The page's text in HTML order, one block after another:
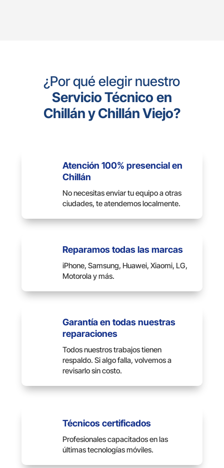
¿Por qué elegir nuestro
Servicio Técnico en
Chillán y Chillán Viejo?
Atención 100% presencial en
Chillán
No necesitas enviar tu equipo a otras
ciudades, te atendemos localmente.
Reparamos todas las marcas
iPhone, Samsung, Huawei, Xiaomi, LG,
Motorola y más.
Garantía en todas nuestras
reparaciones
Todos nuestros trabajos tienen
respaldo. Si algo falla, volvemos a
revisarlo sin costo.
Técnicos certificados
Profesionales capacitados en las
últimas tecnologías móviles.